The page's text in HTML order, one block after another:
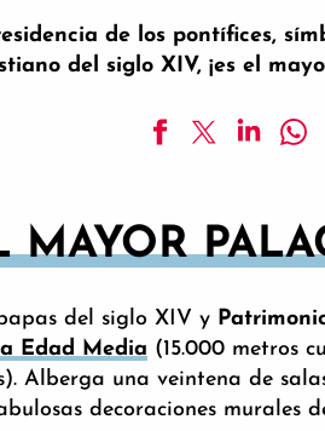
de los pontífices,
del siglo XIV, ¡es el
MAYOR
del siglo XIV y
Edad Media (15.000 metros
Alberga una veintena de
decoraciones